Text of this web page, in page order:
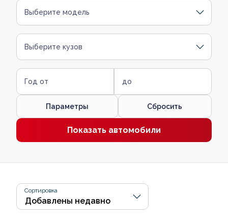
Выберите модель
Выберите кузов
Год от до
Параметры Сбросить
Показать автомобили
Сортировка